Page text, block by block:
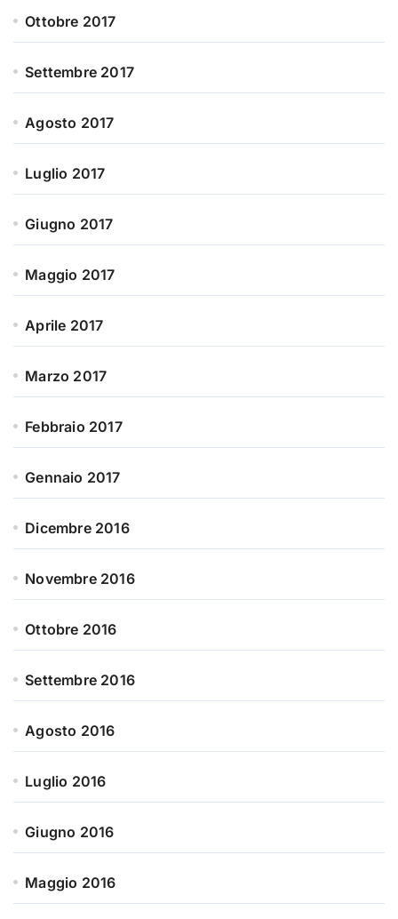
Ottobre 2017
Settembre 2017
Agosto 2017
Luglio 2017
Giugno 2017
Maggio 2017
Aprile 2017
Marzo 2017
Febbraio 2017
Gennaio 2017
Dicembre 2016
Novembre 2016
Ottobre 2016
Settembre 2016
Agosto 2016
Luglio 2016
Giugno 2016
Maggio 2016